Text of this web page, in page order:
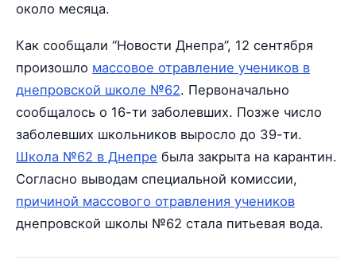
около месяца.
Как сообщали “Новости Днепра”, 12 сентября
произошло массовое отравление учеников в
днепровской школе №62. Первоначально
сообщалось о 16-ти заболевших. Позже число
заболевших школьников выросло до 39-ти.
Школа №62 в Днепре была закрыта на карантин.
Согласно выводам специальной комиссии,
причиной массового отравления учеников
днепровской школы №62 стала питьевая вода.